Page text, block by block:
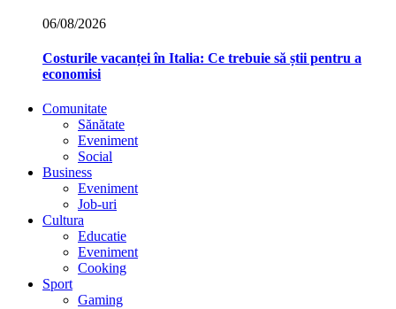
06/08/2026
Costurile vacanței în Italia: Ce trebuie să știi pentru a
economisi
Comunitate
Sănătate
Eveniment
Social
Business
Eveniment
Job-uri
Cultura
Educatie
Eveniment
Cooking
Sport
Gaming